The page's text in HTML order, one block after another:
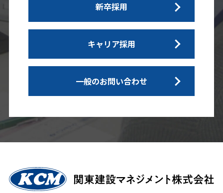
新卒採用
キャリア採用
一般のお問い合わせ